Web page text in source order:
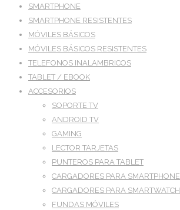
SMARTPHONE
SMARTPHONE RESISTENTES
MÓVILES BÁSICOS
MÓVILES BÁSICOS RESISTENTES
TELEFONOS INALAMBRICOS
TABLET / EBOOK
ACCESORIOS
SOPORTE TV
ANDROID TV
GAMING
LECTOR TARJETAS
PUNTEROS PARA TABLET
CARGADORES PARA SMARTPHONE
CARGADORES PARA SMARTWATCH
FUNDAS MÓVILES